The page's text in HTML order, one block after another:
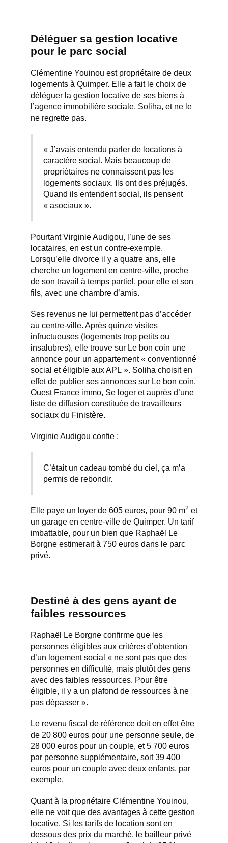
Déléguer sa gestion locative
pour le parc social
Clémentine Youinou est propriétaire de deux
logements à Quimper. Elle a fait le choix de
déléguer la gestion locative de ses biens à
l’agence immobilière sociale, Soliha, et ne le
ne regrette pas.
« J’avais entendu parler de locations à
caractère social. Mais beaucoup de
propriétaires ne connaissent pas les
logements sociaux. Ils ont des préjugés.
Quand ils entendent social, ils pensent
« asociaux ».
Pourtant Virginie Audigou, l’une de ses
locataires, en est un contre-exemple.
Lorsqu’elle divorce il y a quatre ans, elle
cherche un logement en centre-ville, proche
de son travail à temps partiel, pour elle et son
fils, avec une chambre d’amis.
Ses revenus ne lui permettent pas d’accéder
au centre-ville. Après quinze visites
infructueuses (logements trop petits ou
insalubres), elle trouve sur Le bon coin une
annonce pour un appartement « conventionné
social et éligible aux APL ». Soliha choisit en
effet de publier ses annonces sur Le bon coin,
Ouest France immo, Se loger et auprès d’une
liste de diffusion constituée de travailleurs
sociaux du Finistère.
Virginie Audigou confie :
C’était un cadeau tombé du ciel, ça m’a
permis de rebondir.
Elle paye un loyer de 605 euros, pour 90 m2 et
un garage en centre-ville de Quimper. Un tarif
imbattable, pour un bien que Raphaël Le
Borgne estimerait à 750 euros dans le parc
privé.
Destiné à des gens ayant de
faibles ressources
Raphaël Le Borgne confirme que les
personnes éligibles aux critères d’obtention
d’un logement social « ne sont pas que des
personnes en difficulté, mais plutôt des gens
avec des faibles ressources. Pour être
éligible, il y a un plafond de ressources à ne
pas dépasser ».
Le revenu fiscal de référence doit en effet être
de 20 800 euros pour une personne seule, de
28 000 euros pour un couple, et 5 700 euros
par personne supplémentaire, soit 39 400
euros pour un couple avec deux enfants, par
exemple.
Quant à la propriétaire Clémentine Youinou,
elle ne voit que des avantages à cette gestion
locative. Si les tarifs de location sont en
dessous des prix du marché, le bailleur privé